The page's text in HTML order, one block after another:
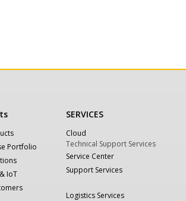
Portfolio
IoT
SERVICES
Cloud
Technical Support Services
Service Center
Support Services
Logistics Services